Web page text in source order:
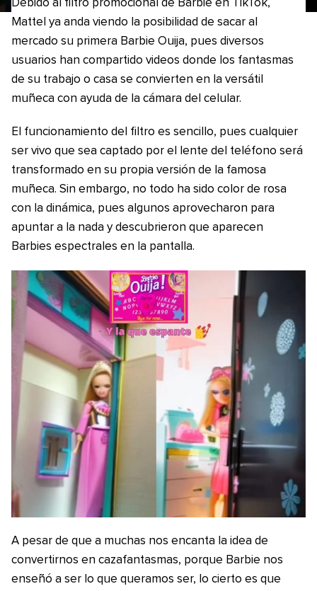
Debido al filtro promocional de Barbie en TikTok,
Mattel ya anda viendo la posibilidad de sacar al
mercado su primera Barbie Ouija, pues diversos
usuarios han compartido videos donde los fantasmas
de su trabajo o casa se convierten en la versátil
muñeca con ayuda de la cámara del celular.
El funcionamiento del filtro es sencillo, pues cualquier
ser vivo que sea captado por el lente del teléfono será
transformado en su propia versión de la famosa
muñeca. Sin embargo, no todo ha sido color de rosa
con la dinámica, pues algunos aprovecharon para
apuntar a la nada y descubrieron que aparecen
Barbies espectrales en la pantalla.
A pesar de que a muchas nos encanta la idea de
convertirnos en cazafantasmas, porque Barbie nos
enseñó a ser lo que queramos ser, lo cierto es que